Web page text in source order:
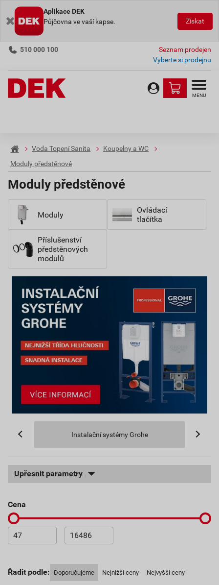
Aplikace DEK
Půjčovna ve vaší kapse.
Získat
510 000 100
Seznam prodejen
Vyberte si prodejnu
MENU
Voda Topení Sanita
Koupelny a WC
Moduly předstěnové
Moduly předstěnové
Moduly
Ovládací
tlačítka
Příslušenství
předstěnových
modulů
Instalační systémy Grohe
Upřesnit parametry
cena
Řadit podle: Doporučujeme Nejnižší ceny Nejvyšší ceny